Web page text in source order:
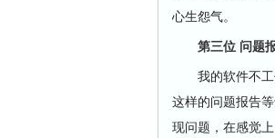
心生怨气。
第三位 问题
我的软件不工
这样的问题报告
现问题，在感觉